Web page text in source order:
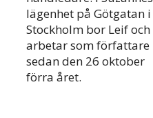
lägenhet på Götgatan i
Stockholm bor Leif och
arbetar som författare
sedan den 26 oktober
förra året.